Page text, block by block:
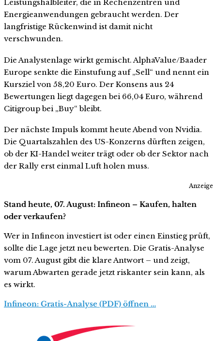
Leistungshalbleiter, die in Rechenzentren und
Energieanwendungen gebraucht werden. Der
langfristige Rückenwind ist damit nicht
verschwunden.
Die Analystenlage wirkt gemischt. AlphaValue/Baader
Europe senkte die Einstufung auf „Sell“ und nennt ein
Kursziel von 58,20 Euro. Der Konsens aus 24
Bewertungen liegt dagegen bei 66,04 Euro, während
Citigroup bei „Buy“ bleibt.
Der nächste Impuls kommt heute Abend von Nvidia.
Die Quartalszahlen des US-Konzerns dürften zeigen,
ob der KI-Handel weiter trägt oder ob der Sektor nach
der Rally erst einmal Luft holen muss.
Anzeige
Stand heute, 07. August: Infineon – Kaufen, halten
oder verkaufen?
Wer in Infineon investiert ist oder einen Einstieg prüft,
sollte die Lage jetzt neu bewerten. Die Gratis-Analyse
vom 07. August gibt die klare Antwort – und zeigt,
warum Abwarten gerade jetzt riskanter sein kann, als
es wirkt.
Infineon: Gratis-Analyse (PDF) öffnen …